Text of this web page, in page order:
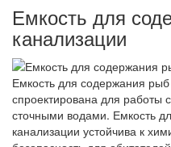
Емкость для
канализации
Емкость для содержания
спроектирована для
сточными водами. Емкость
канализации устойчива к